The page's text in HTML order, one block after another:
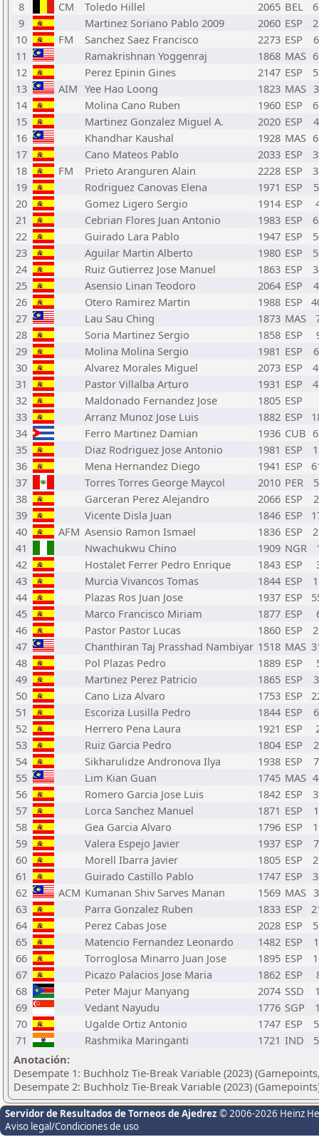
8
CM Toledo Hillel 2065 BEL
9
Martinez Soriano Pablo 2009 2060 ESP
10
FM Sanchez Saez Francisco 2273 ESP
11
Ramakrishnan Yoggenraj 1868 MAS
12
Perez Epinin Gines 2147 ESP
13
AIM Yee Hao Loong 1823 MAS
14
Molina Cano Ruben 1960 ESP
15
Martinez Gonzalez Miguel A. 2020 ESP
16
Khandhar Kaushal 1928 MAS
17
Cano Mateos Pablo 2033 ESP
18
FM Prieto Aranguren Alain 2228 ESP
19
Rodriguez Canovas Elena 1971 ESP
20
Gomez Ligero Sergio 1914 ESP
21
Cebrian Flores Juan Antonio 1983 ESP
22
Guirado Lara Pablo 1947 ESP
23
Aguilar Martin Alberto 1980 ESP
24
Ruiz Gutierrez Jose Manuel 1863 ESP
25
Asensio Linan Teodoro 2064 ESP
26
Otero Ramirez Martin 1988 ESP
27
Lau Sau Ching 1873 MAS
28
Soria Martinez Sergio 1858 ESP
29
Molina Molina Sergio 1981 ESP
30
Alvarez Morales Miguel 2073 ESP
31
Pastor Villalba Arturo 1931 ESP
32
Maldonado Fernandez Jose 1805 ESP
33
Arranz Munoz Jose Luis 1882 ESP
34
Ferro Martinez Damian 1936 CUB
35
Diaz Rodriguez Jose Antonio 1981 ESP
36
Mena Hernandez Diego 1941 ESP
37
Torres Torres George Maycol 2010 PER
38
Garceran Perez Alejandro 2066 ESP
39
Vicente Disla Juan 1846 ESP
40
AFM Asensio Ramon Ismael 1836 ESP
41
Nwachukwu Chino 1909 NGR
42
Hostalet Ferrer Pedro Enrique 1843 ESP
43
Murcia Vivancos Tomas 1844 ESP
44
Plazas Ros Juan Jose 1937 ESP
45
Marco Francisco Miriam 1877 ESP
46
Pastor Pastor Lucas 1860 ESP
47
Chanthiran Taj Prasshad Nambiyar 1518 MAS
48
Pol Plazas Pedro 1889 ESP
49
Martinez Perez Patricio 1865 ESP
50
Cano Liza Alvaro 1753 ESP
51
Escoriza Lusilla Pedro 1844 ESP
52
Herrero Pena Laura 1921 ESP
53
Ruiz Garcia Pedro 1804 ESP
54
Sikharulidze Andronova Ilya 1938 ESP
55
Lim Kian Guan 1745 MAS
56
Romero Garcia Jose Luis 1842 ESP
57
Lorca Sanchez Manuel 1871 ESP
58
Gea Garcia Alvaro 1796 ESP
59
Valera Espejo Javier 1937 ESP
60
Morell Ibarra Javier 1805 ESP
61
Guirado Castillo Pablo 1747 ESP
62
ACM Kumanan Shiv Sarves Manan 1569 MAS
63
Parra Gonzalez Ruben 1833 ESP
64
Perez Cabas Jose 2028 ESP
65
Matencio Fernandez Leonardo 1482 ESP
66
Torroglosa Minarro Juan Jose 1895 ESP
67
Picazo Palacios Jose Maria 1862 ESP
68
Peter Majur Manyang 2074 SSD
69
Vedant Nayudu 1776 SGP
70
Ugalde Ortiz Antonio 1747 ESP
71
Rashmika Maringanti 1721 IND
Anotación:
Desempate 1: Buchholz Tie-Break Variable (2023)
Desempate 2: Buchholz Tie-Break Variable (2023)
Servidor de Resultados de Torneos de Ajedrez © 2006-2026 Heinz
Aviso legal/Condiciones de uso